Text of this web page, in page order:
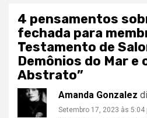
4 pensamentos
fechada para
Testamento de
Demônios do Mar e
Abstrato”
Amanda Gonzalez
Setembro 17, 2023 às 5:04